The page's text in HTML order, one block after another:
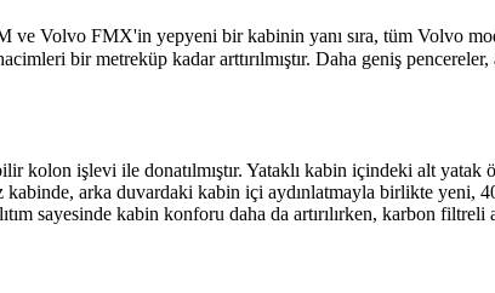
Volvo FMX'in yepyeni bir kabinin yanı sıra, tüm Volvo
bir metreküp kadar arttırılmıştır. Daha geniş pencereler,
kolon işlevi ile donatılmıştır. Yataklı kabin içindeki alt yatak
kabinde, arka duvardaki kabin içi aydınlatmayla birlikte yeni,
sayesinde kabin konforu daha da artırılırken, karbon